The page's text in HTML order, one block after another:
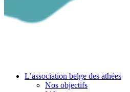
L’association belge des athées
Nos objectifs